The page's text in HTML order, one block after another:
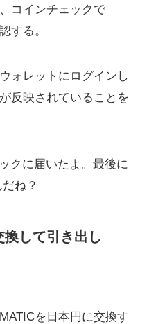
コインチェックで
する。
ォレットにログインし
反映されていることを
クに届いたよ。最後に
ね？
して引き出し
を日本円に交換す